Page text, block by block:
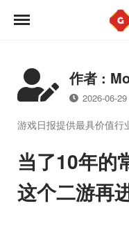
作者 :
2026-06-
游戏日报提供最具价值行
当了10年的
这个二游再